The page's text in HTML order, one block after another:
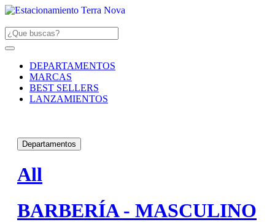
DEPARTAMENTOS
MARCAS
BEST SELLERS
LANZAMIENTOS
Departamentos
All
BARBERÍA - MASCULINO